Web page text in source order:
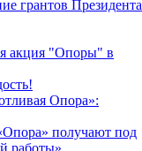
грантов Президента
акция "Опоры" в
Опора»:
получают под
работы»